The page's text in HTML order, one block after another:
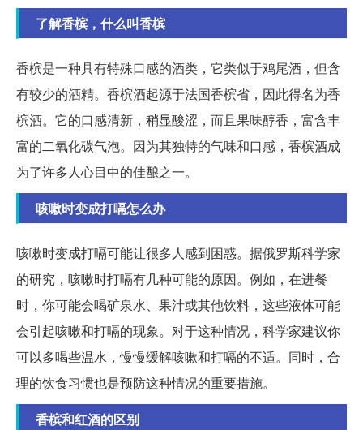
了解香槟，什么叫香槟
香槟是一种具有特殊口感的酒类，它类似于鸡尾酒，但含
有较少的酒精。香槟酒起源于法国香槟省，因此得名为香
槟酒。它的口感清新，稍显酸涩，而且果味醇香，富含丰
富的二氧化碳气泡。因为其独特的气味和口感，香槟酒成
为了许多人心目中的佳酿之一。
咳嗽时变成打嗝怎么办
咳嗽时变成打嗝可能让很多人感到困惑。据俄罗斯科学家
的研究，咳嗽时打嗝有几种可能的原因。例如，在进餐
时，你可能会喝矿泉水、果汁或其他饮料，这些液体可能
会引起咳嗽和打嗝的现象。对于这种情况，科学家建议你
可以多喝些温水，慢慢缓解咳嗽和打嗝的不适。同时，合
理的饮食习惯也是预防这种情况的重要措施。
香槟和红酒的区别